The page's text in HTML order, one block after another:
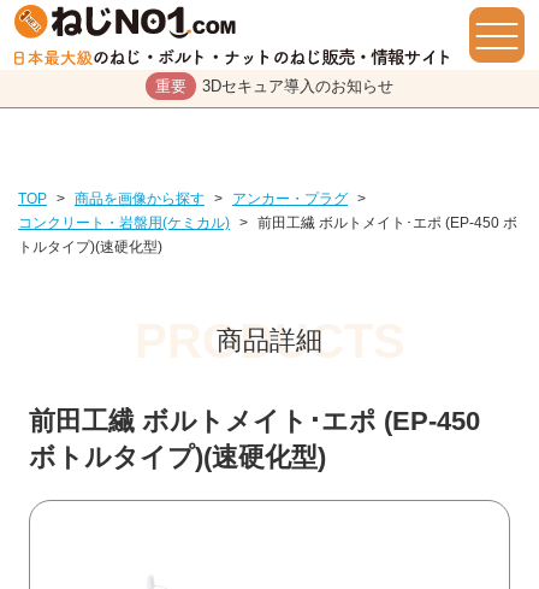
重要 3Dセキュア導入のお知らせ
TOP > 商品を画像から探す > アンカー・プラグ >
コンクリート・岩盤用(ケミカル) > 前田工繊 ボルトメイト･エポ (EP-450 ボ
トルタイプ)(速硬化型)
商品詳細
前田工繊 ボルトメイト･エポ (EP-450
ボトルタイプ)(速硬化型)